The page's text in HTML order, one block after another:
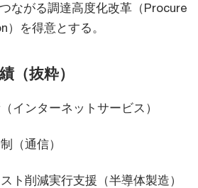
ながる調達高度化改革（Procure
を得意とする。
（抜粋）
インターネットサービス）
（通信）
ト削減実行支援（半導体製造）